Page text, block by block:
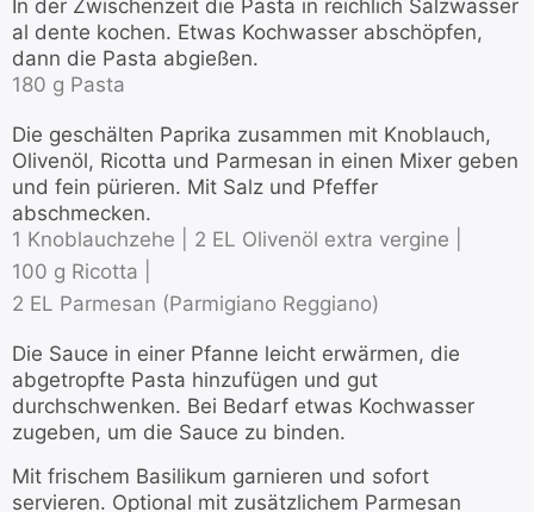
In der Zwischenzeit die Pasta in reichlich Salzwasser
al dente kochen. Etwas Kochwasser abschöpfen,
dann die Pasta abgießen.
180 g Pasta
Die geschälten Paprika zusammen mit Knoblauch,
Olivenöl, Ricotta und Parmesan in einen Mixer geben
und fein pürieren. Mit Salz und Pfeffer
abschmecken.
1 Knoblauchzehe |
2 EL Olivenöl extra vergine |
100 g Ricotta |
2 EL Parmesan (Parmigiano Reggiano)
Die Sauce in einer Pfanne leicht erwärmen, die
abgetropfte Pasta hinzufügen und gut
durchschwenken. Bei Bedarf etwas Kochwasser
zugeben, um die Sauce zu binden.
Mit frischem Basilikum garnieren und sofort
servieren. Optional mit zusätzlichem Parmesan